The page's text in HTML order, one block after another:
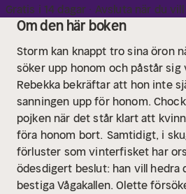
Gratis i 14 dagar · Avsluta när du vill
Om den här boken
Storm kan knappt tro sina öron
söker upp honom och påstår sig
Rebekka bekräftar att hon inte
sanningen upp för honom.
pojken när det står klart att
föra honom bort. Samtidigt, i
förluster som vinterfisket har
ödesdigert beslut: han vill hedra
bestiga Vågakallen. Olette